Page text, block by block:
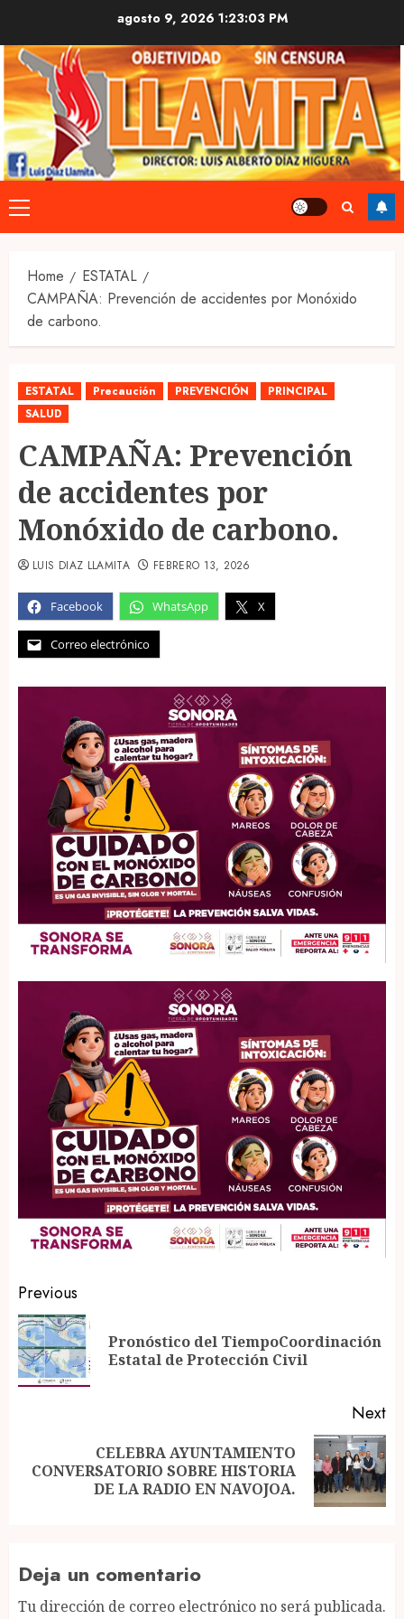
content
agosto 9, 2026 1:23:04 PM
Primary
Menu
Home
ESTATAL
CAMPAÑA: Prevención de accidentes por Monóxido
de carbono.
ESTATAL Precaución PREVENCIÓN
PRINCIPAL
SALUD
CAMPAÑA: Prevención
de accidentes por
Monóxido de carbono.
Facebook WhatsApp X
Correo electrónico
LUIS DIAZ LLAMITA FEBRERO 13, 2026
Post
navigation
Previous
Pronóstico del TiempoCoordinación
Estatal de Protección Civil
Next
Next
CELEBRA AYUNTAMIENTO
CONVERSATORIO SOBRE HISTORIA
DE LA RADIO EN NAVOJOA.
Deja un comentario
Tu dirección de correo electrónico no será publicada.